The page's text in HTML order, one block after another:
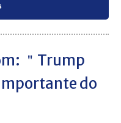
＂Trump
do